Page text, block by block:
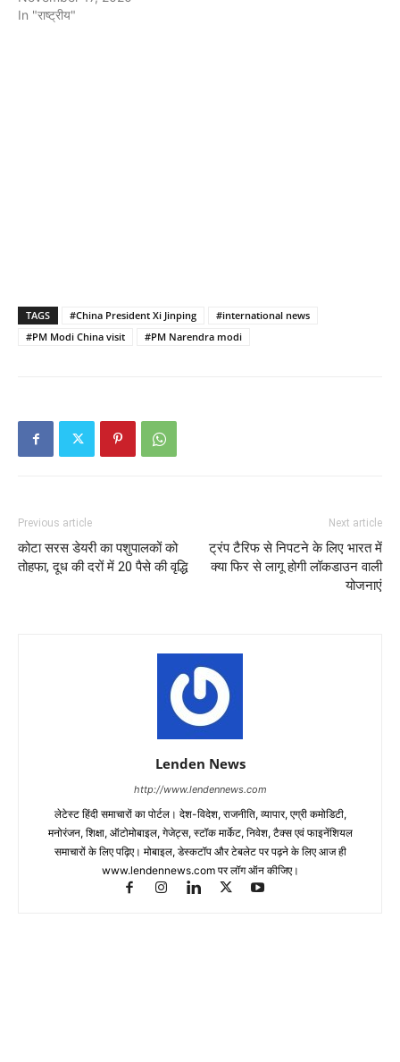
In "राष्ट्रीय"
TAGS #China President Xi Jinping
#international news
#PM Modi China visit
#PM Narendra modi
Previous article
कोटा सरस डेयरी का पशुपालकों को
तोहफा, दूध की दरों में 20 पैसे की वृद्धि
Next article
ट्रंप टैरिफ से निपटने के लिए भारत में
क्या फिर से लागू होगी लॉकडाउन वाली
योजनाएं
Lenden News
http://www.lendennews.com
लेटेस्ट हिंदी समाचारों का पोर्टल। देश-विदेश, राजनीति, व्यापार, एग्री कमोडिटी,
मनोरंजन, शिक्षा, ऑटोमोबाइल, गेजेट्स, स्टॉक मार्केट, निवेश, टैक्स एवं फाइनेंशियल
समाचारों के लिए पढ़िए। मोबाइल, डेस्कटॉप और टेबलेट पर पढ़ने के लिए आज ही
www.lendennews.com पर लॉग ऑन कीजिए।